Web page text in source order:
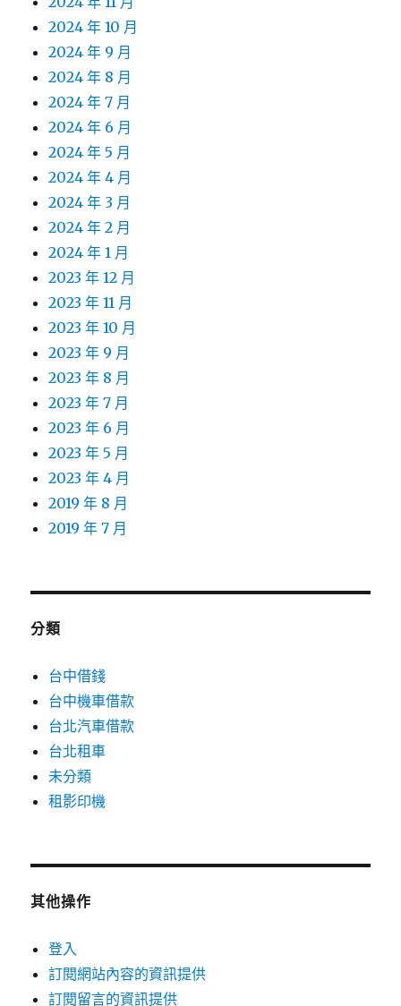
2024 年 10 月
2024 年 9 月
2024 年 8 月
2024 年 7 月
2024 年 6 月
2024 年 5 月
2024 年 4 月
2024 年 3 月
2024 年 2 月
2024 年 1 月
2023 年 12 月
2023 年 11 月
2023 年 10 月
2023 年 9 月
2023 年 8 月
2023 年 7 月
2023 年 6 月
2023 年 5 月
2023 年 4 月
2019 年 8 月
2019 年 7 月
分類
台中借錢
台中機車借款
台北汽車借款
台北租車
未分類
租影印機
其他操作
登入
訂閱網站內容的資訊提供
訂閱留言的資訊提供